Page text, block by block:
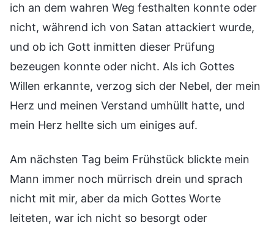
ich an dem wahren Weg festhalten konnte oder
nicht, während ich von Satan attackiert wurde,
und ob ich Gott inmitten dieser Prüfung
bezeugen konnte oder nicht. Als ich Gottes
Willen erkannte, verzog sich der Nebel, der mein
Herz und meinen Verstand umhüllt hatte, und
mein Herz hellte sich um einiges auf.
Am nächsten Tag beim Frühstück blickte mein
Mann immer noch mürrisch drein und sprach
nicht mit mir, aber da mich Gottes Worte
leiteten, war ich nicht so besorgt oder